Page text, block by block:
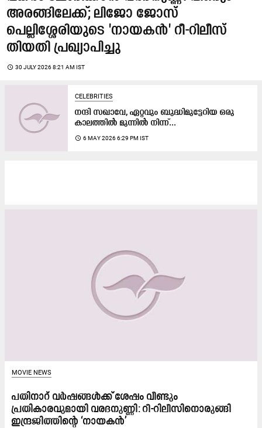
അരങ്ങിലേക്ക്; ലിജോ ജോസ്
പെല്ലിശ്ശേരിയുടെ 'നായകൻ' റീ-റിലീസ്
തിയതി പ്രഖ്യാപിച്ചു
access_time 30 JULY 2026 8:21 AM IST
CELEBRITIES
നന്ദി സഖാവേ, ഏറ്റവും ബുദ്ധിമുട്ടേറിയ ഒരു
കാലത്തിൽ മുന്നിൽ നിന്ന്...
access_time 6 MAY 2026 6:29 PM IST
MOVIE NEWS
പതിനാറ് വർഷങ്ങൾക്ക് ശേഷം വീണ്ടും
പ്രതികാരവുമായി വരദനുണ്ണി: റീ-റിലീസിനൊരുങ്ങി
ഇന്ദ്രജിത്തിന്‍റെ ‘നായകൻ’